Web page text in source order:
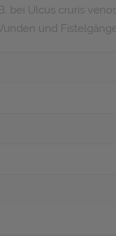
bei Ulcus cruris
und